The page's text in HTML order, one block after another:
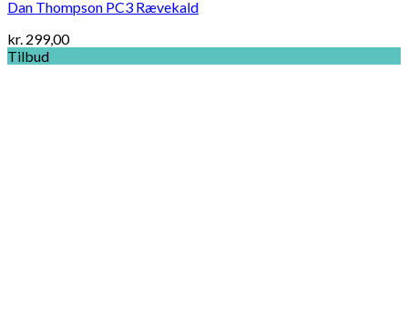
Dan Thompson PC3 Rævekald
kr. 299,00
Tilbud